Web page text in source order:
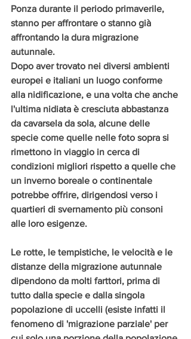
Ponza durante il periodo primaverile,
stanno per affrontare o stanno già
affrontando la dura migrazione
autunnale.
Dopo aver trovato nei diversi ambienti
europei e italiani un luogo conforme
alla nidificazione, e una volta che anche
l'ultima nidiata è cresciuta abbastanza
da cavarsela da sola, alcune delle
specie come quelle nelle foto sopra si
rimettono in viaggio in cerca di
condizioni migliori rispetto a quelle che
un inverno boreale o continentale
potrebbe offrire, dirigendosi verso i
quartieri di svernamento più consoni
alle loro esigenze.
Le rotte, le tempistiche, le velocità e le
distanze della migrazione autunnale
dipendono da molti farttori, prima di
tutto dalla specie e dalla singola
popolazione di uccelli (esiste infatti il
fenomeno di 'migrazione parziale' per